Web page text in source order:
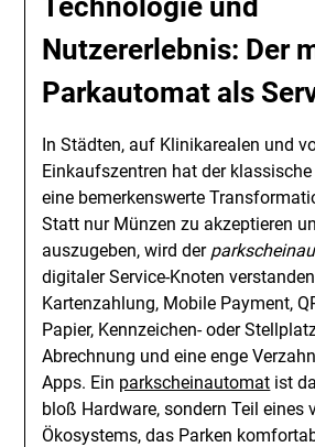
Technologie und
Nutzererlebnis: Der
Parkautomat als
In Städten, auf Klinikarealen und
Einkaufszentren hat der klassische
eine bemerkenswerte
Statt nur Münzen zu akzeptieren
auszugeben, wird der
digitaler Service-Knoten
Kartenzahlung, Mobile Payment,
Papier, Kennzeichen- oder
Abrechnung und eine enge
Apps. Ein parkscheinautomat ist
bloß Hardware, sondern Teil eines
Ökosystems, das Parken